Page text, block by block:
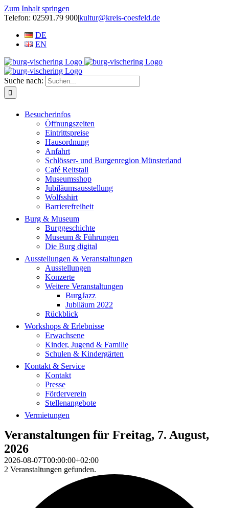
Zum Inhalt springen
Telefon: 02591.79 900|kultur@kreis-coesfeld.de
DE
EN
Suche nach:
Besucherinfos
Öffnungszeiten
Eintrittspreise
Hausordnung
Anfahrt
Schlösser- und Burgenregion Münsterland
Café Reitstall
Museumsshop
Jubiläumsausstellung
Wolfsshirt
Barrierefreiheit
Burg & Museum
Burggeschichte
Museum & Führungen
Die Burg digital
Ausstellungen & Veranstaltungen
Ausstellungen
Konzerte
Weitere Veranstaltungen
BurgJazz
Jubiläum 2022
Rückblick
Workshops & Erlebnisse
Erwachsene
Kinder, Jugend & Familie
Schulen & Kindergärten
Kontakt & Service
Kontakt
Presse
Förderverein
Stellenangebote
Vermietungen
Veranstaltungen für Freitag, 7. August,
2026
2026-08-07T00:00:00+02:00
2 Veranstaltungen gefunden.